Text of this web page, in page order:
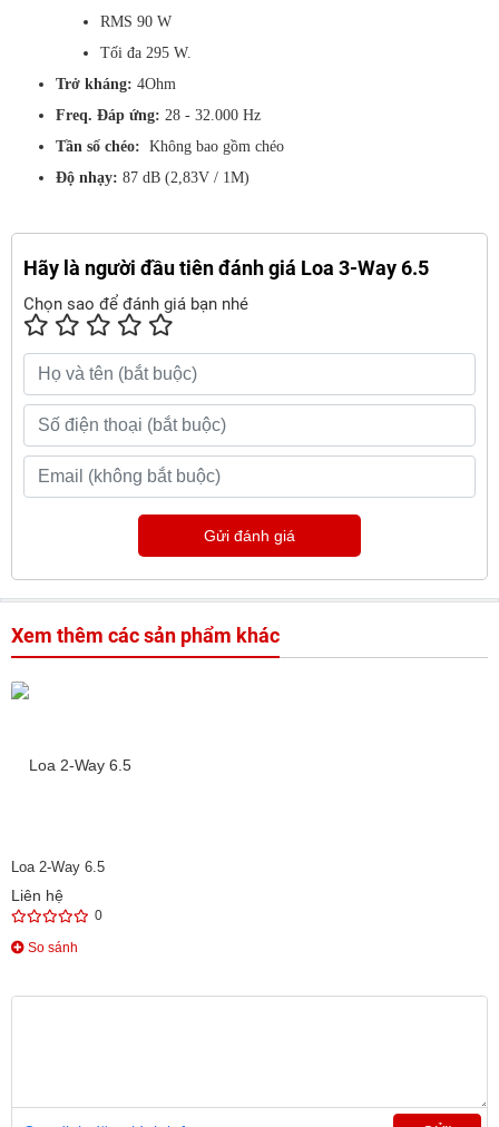
RMS 90 W
Tối đa 295 W.
Trở kháng: 4Ohm
Freq. Đáp ứng: 28 - 32.000 Hz
Tần số chéo: Không bao gồm chéo
Độ nhạy: 87 dB (2,83V / 1M)
Hãy là người đầu tiên đánh giá Loa 3-Way 6.5
Chọn sao để đánh giá bạn nhé
Gửi đánh giá
Xem thêm các sản phẩm khác
Loa 2-Way 6.5
Liên hệ
0
So sánh